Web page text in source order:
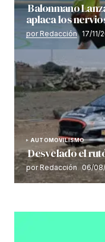
Balonmano
aplaca los
por Redacción 17/11/
AUTOMOVILISMO
Desvelado el
por Redacción 06/08/